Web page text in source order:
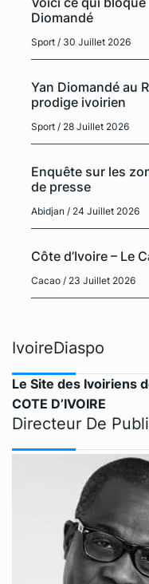
Diomandé
Sport / 30 Juillet 2026
Yan Diomandé au
prodige ivoirien
Sport / 28 Juillet 2026
Enquête sur les
de presse
Abidjan / 24 Juillet 2026
Côte d’Ivoire – Le
Cacao / 23 Juillet 2026
IvoireDiaspo
Le Site des Ivoiriens
COTE D’IVOIRE
Directeur De